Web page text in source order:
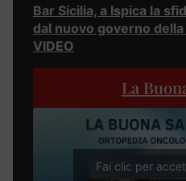
Bar Sicilia, a Ispica la
dal nuovo governo della
VIDEO
La
Fai clic per